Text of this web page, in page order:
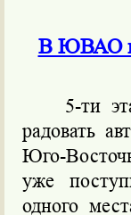
В ЮВАО
5-ти
радовать
Юго-
уже
одного